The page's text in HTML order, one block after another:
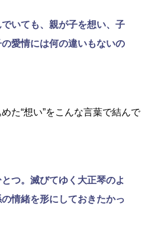
でいても、親が子を想い、子
愛情には何の違いもないの
た“想い”をこんな言葉で結んで
とつ。滅びてゆく大正琴のよ
情緒を形にしておきたかっ